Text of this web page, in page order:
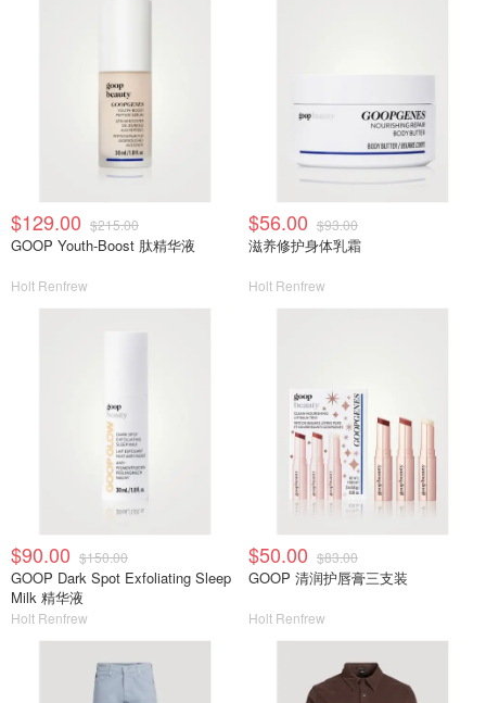
$129.00 $215.00
GOOP Youth-Boost 肽精华液
Holt Renfrew
$56.00 $93.00
滋养修护身体乳霜
Holt Renfrew
$90.00 $150.00
GOOP Dark Spot Exfoliating Sleep
Milk 精华液
Holt Renfrew
$50.00 $83.00
GOOP 清润护唇膏三支装
Holt Renfrew